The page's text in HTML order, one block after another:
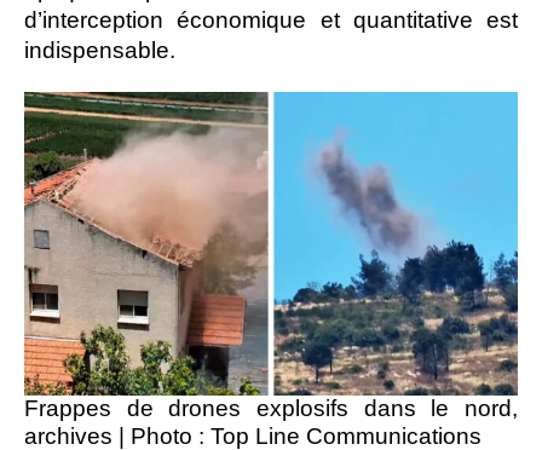
d’interception économique et quantitative est
indispensable.
Frappes de drones explosifs dans le nord,
archives | Photo : Top Line Communications